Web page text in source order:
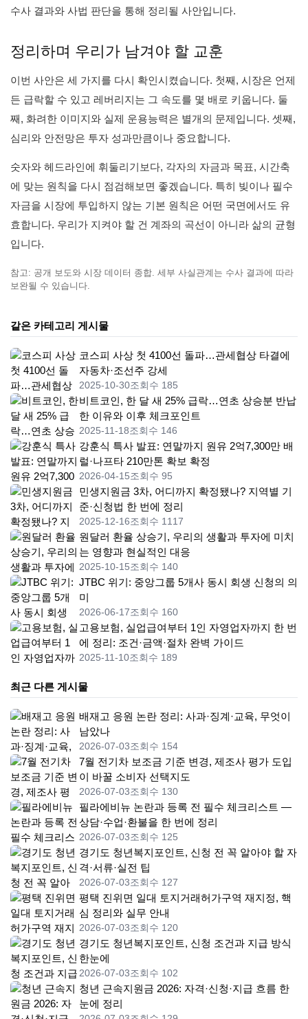
수사 결과와 사법 판단을 통해 정리될 사안입니다.
정리하며 우리가 남겨야 할 교훈
이번 사안은 세 가지를 다시 확인시켰습니다. 첫째, 시장은 언제
든 급락할 수 있고 레버리지는 그 속도를 몇 배로 키웁니다. 둘
째, 화려한 이미지와 실제 운용능력은 별개의 문제입니다. 셋째,
심리와 안전망은 투자 성과만큼이나 중요합니다.
숫자와 헤드라인에 휘둘리기보다, 각자의 자금과 목표, 시간축
에 맞는 원칙을 다시 점검해보면 좋겠습니다. 특히 빚이나 필수
자금을 시장에 투입하지 않는 기본 원칙은 어떤 국면에서도 유
효합니다. 우리가 지켜야 할 건 계좌의 곡선이 아니라 삶의 균형
입니다.
참고: 공개 보도와 시장 데이터 종합. 세부 사실관계는 수사 결과에 따라
보완될 수 있습니다.
같은 카테고리 게시물
코스피 사상 첫 4100선 돌파…관세협상 타결에
자동차·조선주 강세
2025-10-30조회수 185
비트코인, 한 달 새 25% 급락…연초 상승분 반납
한 이유와 이후 체크포인트
2025-11-18조회수 146
강훈식 특사 발표: 연말까지 원유 2억7,300만 배
럴·나프타 210만톤 확보 확정
2026-04-15조회수 95
민생지원금 3차, 어디까지 확정됐나? 지역별 기
준·신청법 한 번에 정리
2025-12-16조회수 1117
원달러 환율 상승기, 우리의 생활과 투자에 미치
는 영향과 현실적인 대응
2025-10-15조회수 140
JTBC 위기: 중앙그룹 5개사 동시 회생 신청의 의
미
2026-06-17조회수 160
고용보험, 실업급여부터 1인 자영업자까지 한 번
에 정리: 조건·금액·절차 완벽 가이드
2025-11-10조회수 189
최근 다른 게시물
배재고 응원 논란 정리: 사과·징계·교육, 무엇이
남았나
2026-07-03조회수 154
7월 전기차 보조금 기준 변경, 제조사 평가 도입
이 바꿀 소비자 선택지도
2026-07-03조회수 130
필라에비뉴 논란과 등록 전 필수 체크리스트 —
상담·수업·환불을 한 번에 정리
2026-07-03조회수 125
경기도 청년복지포인트, 신청 전 꼭 알아야 할 자
격·서류·실전 팁
2026-07-03조회수 127
평택 진위면 일대 토지거래허가구역 재지정, 핵
심 정리와 실무 안내
2026-07-03조회수 120
경기도 청년복지포인트, 신청 조건과 지급 방식
한눈에
2026-07-03조회수 102
청년 근속지원금 2026: 자격·신청·지급 흐름 한
눈에 정리